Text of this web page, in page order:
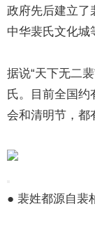
政府先后建立了
中华裴氏文化城
据说“天下无二
氏。目前全国约
会和清明节，都
● 裴姓都源自裴